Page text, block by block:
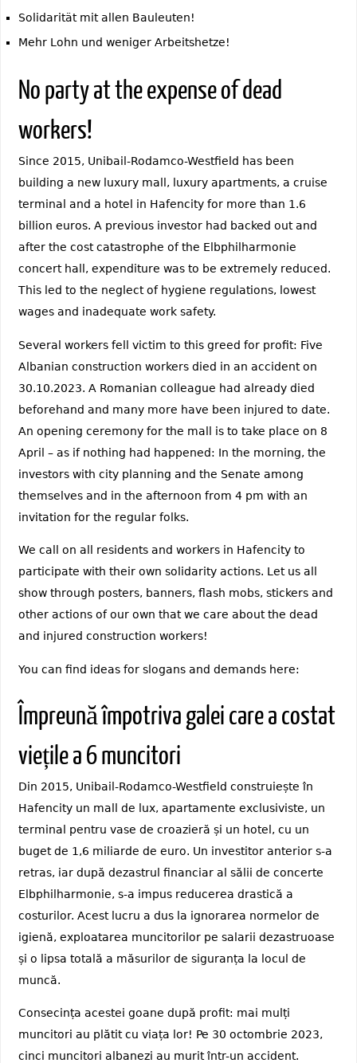
Solidarität mit allen Bauleuten!
Mehr Lohn und weniger Arbeitshetze!
No party at the expense of dead
workers!
Since 2015, Unibail-Rodamco-Westfield has been
building a new luxury mall, luxury apartments, a cruise
terminal and a hotel in Hafencity for more than 1.6
billion euros. A previous investor had backed out and
after the cost catastrophe of the Elbphilharmonie
concert hall, expenditure was to be extremely reduced.
This led to the neglect of hygiene regulations, lowest
wages and inadequate work safety.
Several workers fell victim to this greed for profit: Five
Albanian construction workers died in an accident on
30.10.2023. A Romanian colleague had already died
beforehand and many more have been injured to date.
An opening ceremony for the mall is to take place on 8
April – as if nothing had happened: In the morning, the
investors with city planning and the Senate among
themselves and in the afternoon from 4 pm with an
invitation for the regular folks.
We call on all residents and workers in Hafencity to
participate with their own solidarity actions. Let us all
show through posters, banners, flash mobs, stickers and
other actions of our own that we care about the dead
and injured construction workers!
You can find ideas for slogans and demands here:
Împreună împotriva galei care a costat
viețile a 6 muncitori
Din 2015, Unibail-Rodamco-Westfield construiește în
Hafencity un mall de lux, apartamente exclusiviste, un
terminal pentru vase de croazieră și un hotel, cu un
buget de 1,6 miliarde de euro. Un investitor anterior s-a
retras, iar după dezastrul financiar al sălii de concerte
Elbphilharmonie, s-a impus reducerea drastică a
costurilor. Acest lucru a dus la ignorarea normelor de
igienă, exploatarea muncitorilor pe salarii dezastruoase
și o lipsa totală a măsurilor de siguranța la locul de
muncă.
Consecința acestei goane după profit: mai mulți
muncitori au plătit cu viața lor! Pe 30 octombrie 2023,
cinci muncitori albanezi au murit într-un accident.